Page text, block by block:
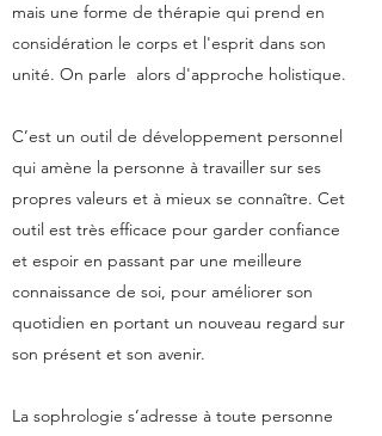
mais une forme de thérapie qui prend en
considération le corps et l'esprit dans son
unité. On parle alors d'approche holistique.
C’est un outil de développement personnel
qui amène la personne à travailler sur ses
propres valeurs et à mieux se connaître. Cet
outil est très efficace pour garder confiance
et espoir en passant par une meilleure
connaissance de soi, pour améliorer son
quotidien en portant un nouveau regard sur
son présent et son avenir.
La sophrologie s’adresse à toute personne